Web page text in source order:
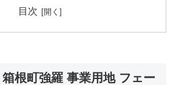
目次
箱根町強羅 事業用地 フェー